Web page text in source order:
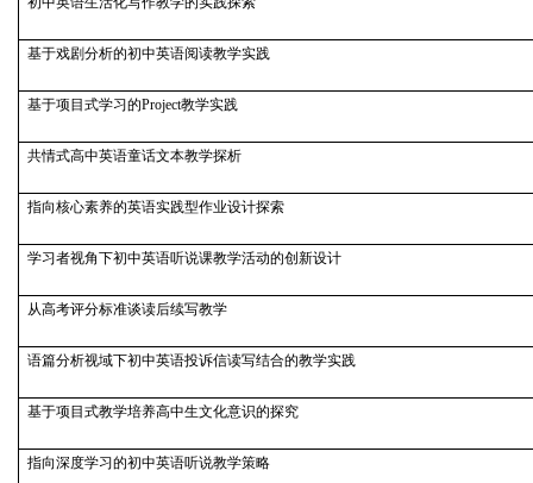
基于戏剧分析的初中英语阅读教学实践
基于项目式学习的Project教学实践
共情式高中英语童话文本教学探析
指向核心素养的英语实践型作业设计探索
学习者视角下初中英语听说课教学活动的创新设计
从高考评分标准谈读后续写教学
语篇分析视域下初中英语投诉信读写结合的教学实践
基于项目式教学培养高中生文化意识的探究
指向深度学习的初中英语听说教学策略